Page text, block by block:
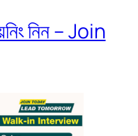
নিন – Join